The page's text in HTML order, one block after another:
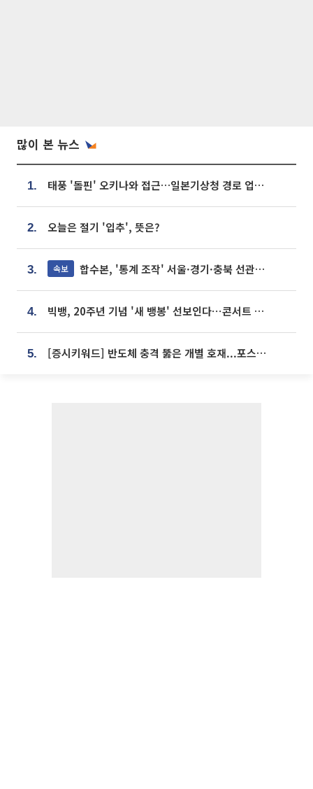
많이 본 뉴스
1. 태풍 '돌핀' 오키나와 접근…일본기상청 경로 업데이트
2. 오늘은 절기 '입추', 뜻은?
3. 속보 합수본, '통계 조작' 서울·경기·충북 선관위 등 추가 압수수색
4. 빅뱅, 20주년 기념 '새 뱅봉' 선보인다⋯콘서트 앞두고 팝업 개최
5. [증시키워드] 반도체 충격 뚫은 개별 호재...포스코퓨처엠·에코프로·한화솔루션 '눈길'